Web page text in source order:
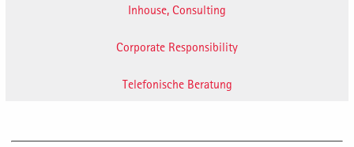
Inhouse, Consulting
Corporate Responsibility
Telefonische Beratung